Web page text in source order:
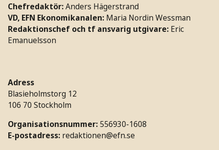
Chefredaktör:Anders Hägerstrand
VD, EFN Ekonomikanalen: Maria Nordin Wessman
Redaktionschef och tf ansvarig utgivare: Eric
Emanuelsson
Adress
Blasieholmstorg 12
106 70 Stockholm
Organisationsnummer: 556930-1608
E-postadress: redaktionen@efn.se